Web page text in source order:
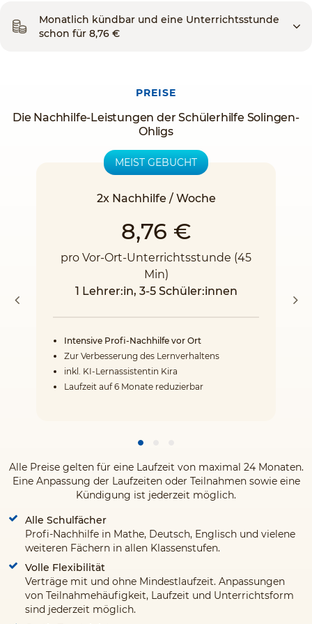
Monatlich kündbar und eine Unterrichtsstunde
schon für 8,76 €
PREISE
Die Nachhilfe-Leistungen der Schülerhilfe Solingen-
Ohligs
MEIST GEBUCHT
2x Nachhilfe / Woche
8,76 €
pro Vor-Ort-Unterrichtsstunde (45
Min)
1 Lehrer:in, 3-5 Schüler:innen
Intensive Profi-Nachhilfe vor Ort
Zur Verbesserung des Lernverhaltens
inkl. KI-Lernassistentin Kira
Laufzeit auf 6 Monate reduzierbar
Alle Preise gelten für eine Laufzeit von maximal 24 Monaten.
Eine Anpassung der Laufzeiten oder Teilnahmen sowie eine
Kündigung ist jederzeit möglich.
Alle Schulfächer
Profi-Nachhilfe in Mathe, Deutsch, Englisch und vielene
weiteren Fächern in allen Klassenstufen.
Volle Flexibilität
Verträge mit und ohne Mindestlaufzeit. Anpassungen
von Teilnahmehäufigkeit, Laufzeit und Unterrichtsform
sind jederzeit möglich.